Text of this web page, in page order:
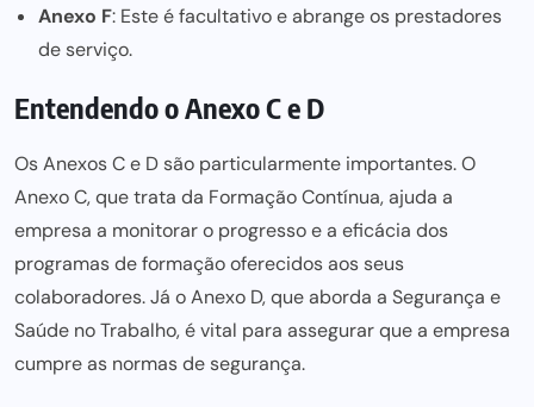
Anexo F: Este é facultativo e abrange os prestadores
de serviço.
Entendendo o Anexo C e D
Os Anexos C e D são particularmente importantes. O
Anexo C, que trata da Formação Contínua, ajuda a
empresa a monitorar o progresso e a eficácia dos
programas de formação oferecidos aos seus
colaboradores. Já o Anexo D, que aborda a Segurança e
Saúde no Trabalho, é vital para assegurar que a empresa
cumpre as normas de segurança.